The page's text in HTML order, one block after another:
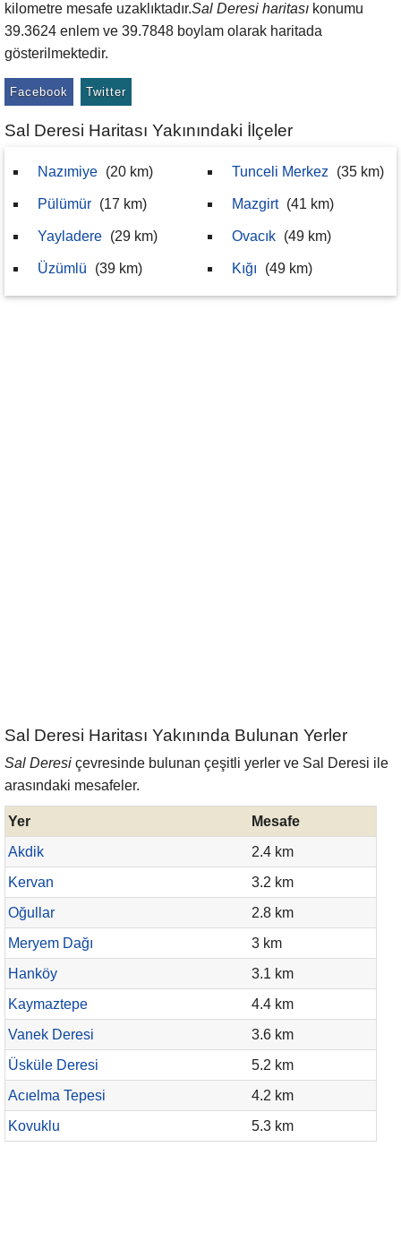
kilometre mesafe uzaklıktadır.Sal Deresi haritası konumu
39.3624 enlem ve 39.7848 boylam olarak haritada
gösterilmektedir.
Facebook Twitter
Sal Deresi Haritası Yakınındaki İlçeler
Nazımiye (20 km)
Pülümür (17 km)
Yayladere (29 km)
Üzümlü (39 km)
Tunceli Merkez (35 km)
Mazgirt (41 km)
Ovacık (49 km)
Kığı (49 km)
Sal Deresi Haritası Yakınında Bulunan Yerler
Sal Deresi çevresinde bulunan çeşitli yerler ve Sal Deresi ile
arasındaki mesafeler.
Yer
Mesafe
Akdik
2.4 km
Kervan
3.2 km
Oğullar
2.8 km
Meryem Dağı
3 km
Hanköy
3.1 km
Kaymaztepe
4.4 km
Vanek Deresi
3.6 km
Üsküle Deresi
5.2 km
Acıelma Tepesi
4.2 km
Kovuklu
5.3 km